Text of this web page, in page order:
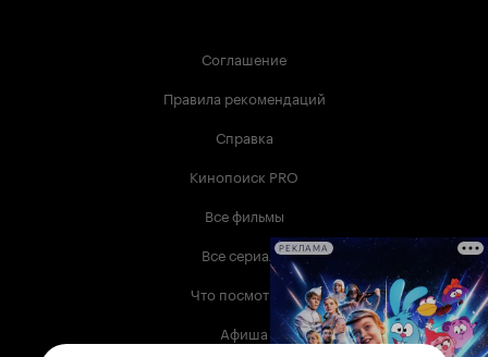
Соглашение
Правила рекомендаций
Справка
Кинопоиск PRO
Все фильмы
Все сериалы
Что посмотреть
Афиша
РЕКЛАМА